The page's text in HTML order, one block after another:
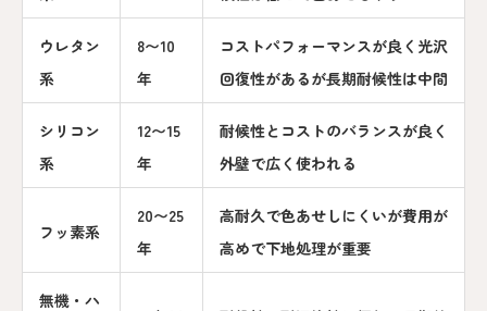
ウレタン
系
8〜10
年
コストパフォーマンスが良く光沢
回復性があるが長期耐候性は中間
シリコン
系
12〜15
年
耐候性とコストのバランスが良く
外壁で広く使われる
フッ素系
20〜25
年
高耐久で色あせしにくいが費用が
高めで下地処理が重要
無機・ハ